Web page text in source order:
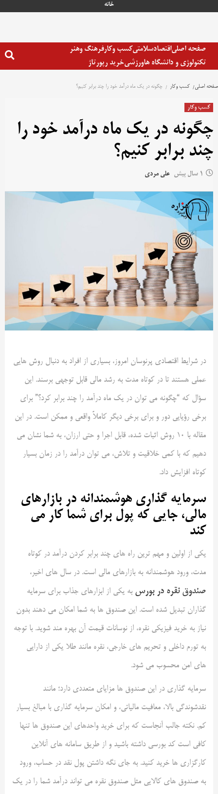
خانه
صفحه اصلیاقتصادسلامتیکسب وکارفرهنگ وهنر
تکنولوژی و دانشگاه هاورزشیخرید رپورتاژ
صفحه اصلی کسب وکار چگونه در یک ماه درآمد خود را چند برابر کنیم؟
کسب وکار
چگونه در یک ماه درآمد خود را
چند برابر کنیم؟
1 سال پیش علی مردی
در شرایط اقتصادی پرنوسان امروز، بسیاری از افراد به دنبال روش هایی
عملی هستند تا در کوتاه مدت به رشد مالی قابل توجهی برسند. این
سؤال که “چگونه می توان در یک ماه درآمد را چند برابر کرد؟” برای
برخی رؤیایی دور و برای برخی دیگر کاملاً واقعی و ممکن است. در این
مقاله با 10 روش اثبات شده، قابل اجرا و حتی ارزان، به شما نشان می
دهیم که با کمی خلاقیت و تلاش، می توان درآمد را در زمان بسیار
کوتاه افزایش داد.
سرمایه گذاری هوشمندانه در بازارهای
مالی، جایی که پول برای شما کار می
کند
یکی از اولین و مهم ترین راه های چند برابر کردن درآمد در کوتاه
مدت، ورود هوشمندانه به بازارهای مالی است. در سال های اخیر،
صندوق نقره در بورس به یکی از ابزارهای جذاب برای سرمایه
گذاران تبدیل شده است. این صندوق ها به شما امکان می دهند بدون
نیاز به خرید فیزیکی نقره، از نوسانات قیمت آن بهره مند شوید. با توجه
به تورم داخلی و تحریم های خارجی، نقره مانند طلا یکی از دارایی
های امن محسوب می شود.
سرمایه گذاری در این صندوق ها مزایای متعددی دارد؛ مانند
نقدشوندگی بالا، معافیت مالیاتی، و امکان سرمایه گذاری با مبالغ بسیار
کم. نکته جالب آنجاست که برای خرید واحدهای این صندوق ها تنها
کافی است کد بورسی داشته باشید و از طریق سامانه های آنلاین
کارگزاری ها خرید کنید. به جای نگه داشتن پول نقد در حساب، ورود
به صندوق های کالایی مثل صندوق نقره می تواند درآمد شما را در یک